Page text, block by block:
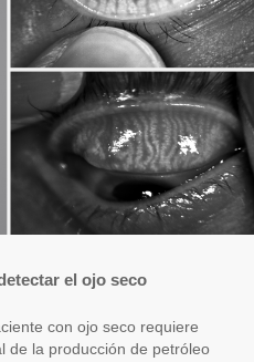
el ojo seco
con ojo seco requiere
de la producción de petróleo